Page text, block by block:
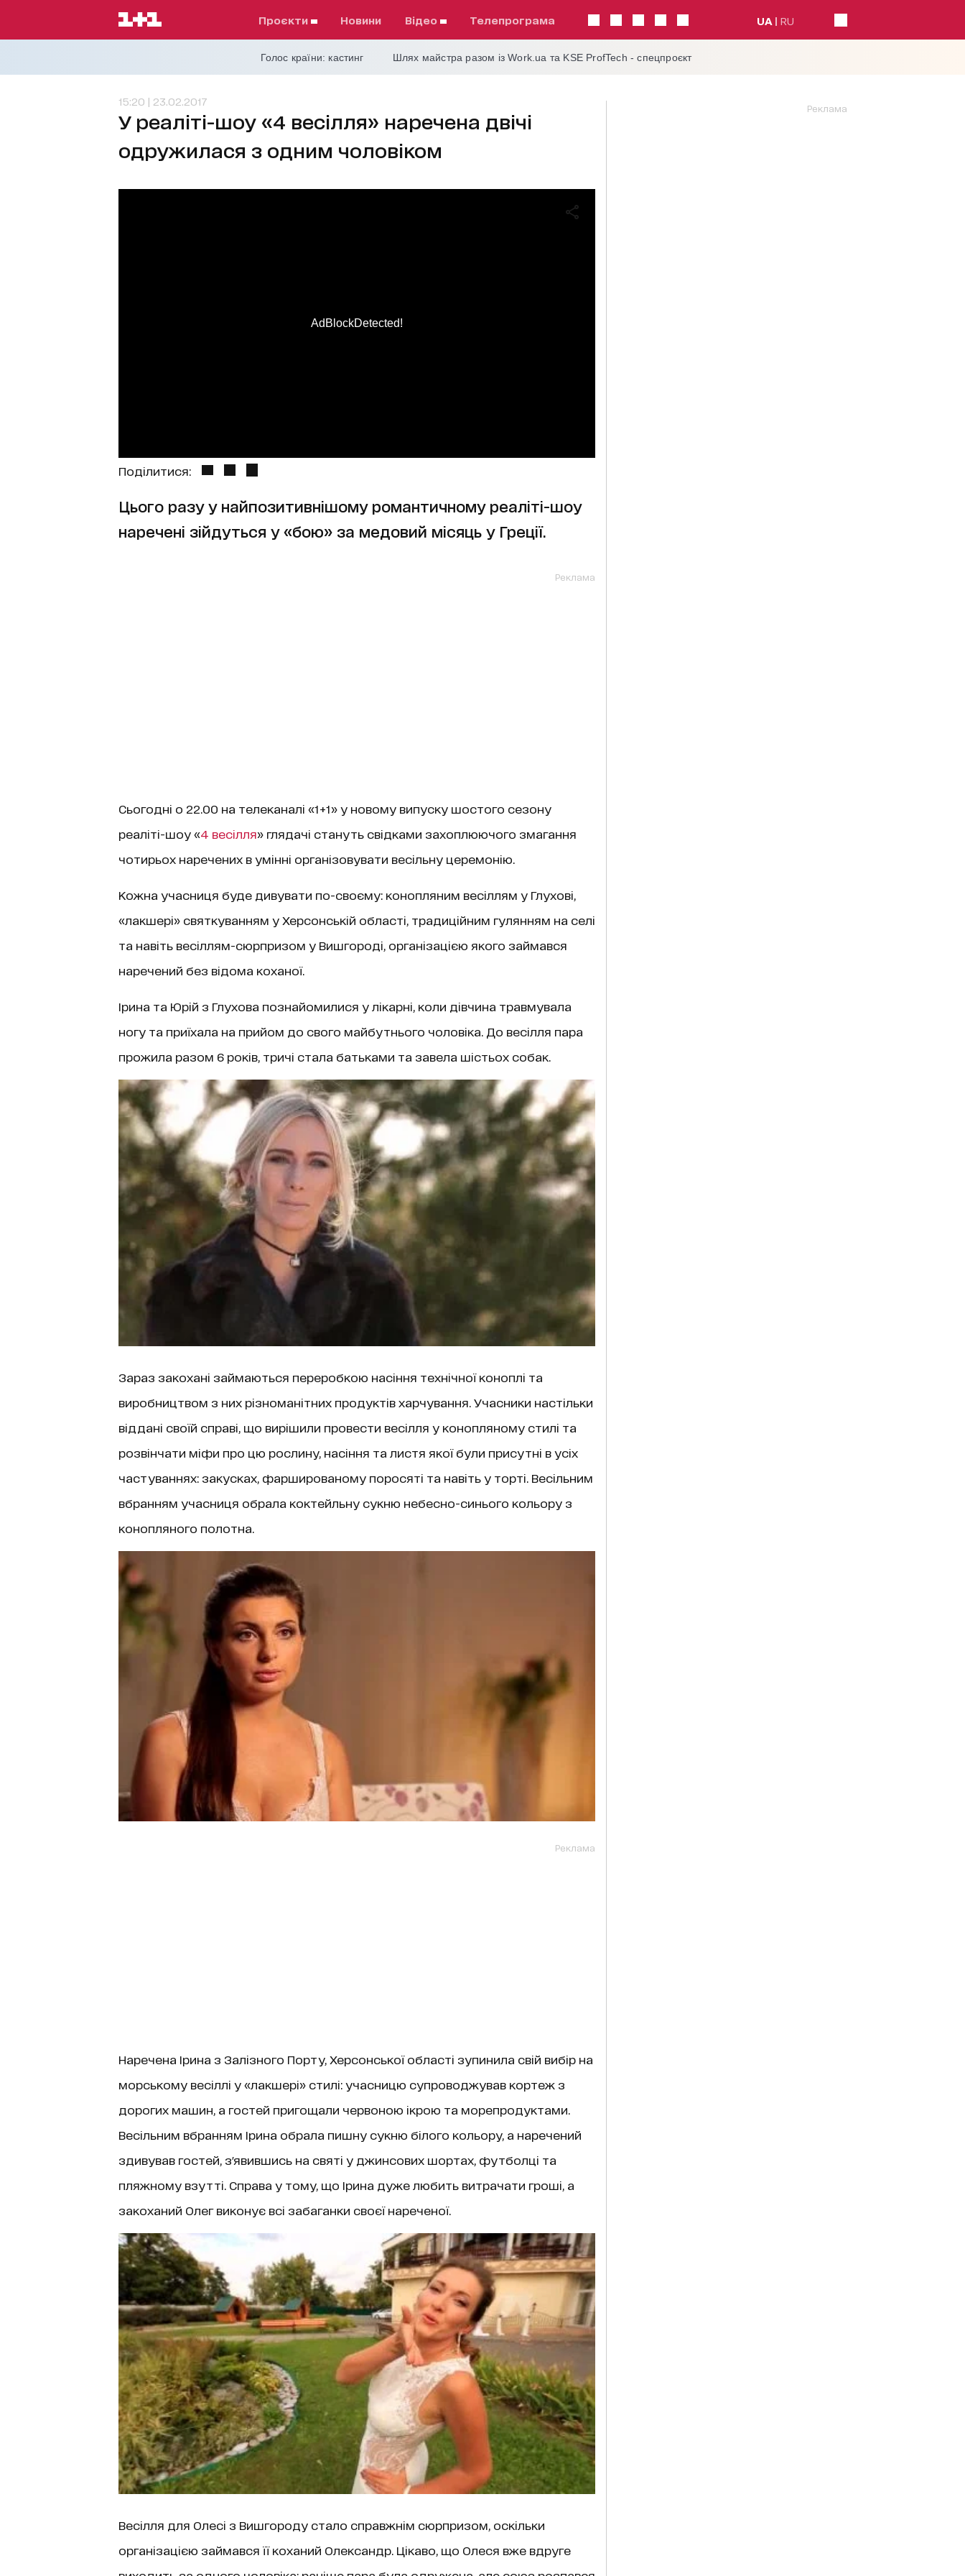
проєкти Новини відео телепрограма UA RU
Голос країни: кастинг Шлях майстра разом із Work.ua та KSE ProfTech - спецпроєкт
15:20 | 23.02.2017
У реаліті-шоу «4 весілля» наречена двічі
одружилася з одним чоловіком
AdBlockDetected!
Поділитися:
Цього разу у найпозитивнішому романтичному реаліті-шоу
наречені зійдуться у «бою» за медовий місяць у Греції.
Реклама
Сьогодні о 22.00 на телеканалі «1+1» у новому випуску шостого сезону
реаліті-шоу «4 весілля» глядачі стануть свідками захоплюючого змагання
чотирьох наречених в умінні організовувати весільну церемонію.
Кожна учасниця буде дивувати по-своєму: конопляним весіллям у Глухові,
«лакшері» святкуванням у Херсонській області, традиційним гулянням на селі
та навіть весіллям-сюрпризом у Вишгороді, організацією якого займався
наречений без відома коханої.
Ірина та Юрій з Глухова познайомилися у лікарні, коли дівчина травмувала
ногу та приїхала на прийом до свого майбутнього чоловіка. До весілля пара
прожила разом 6 років, тричі стала батьками та завела шістьох собак.
Зараз закохані займаються переробкою насіння технічної коноплі та
виробництвом з них різноманітних продуктів харчування. Учасники настільки
віддані своїй справі, що вирішили провести весілля у конопляному стилі та
розвінчати міфи про цю рослину, насіння та листя якої були присутні в усіх
частуваннях: закусках, фаршированому поросяті та навіть у торті. Весільним
вбранням учасниця обрала коктейльну сукню небесно-синього кольору з
конопляного полотна.
Реклама
Наречена Ірина з Залізного Порту, Херсонської області зупинила свій вибір на
морському весіллі у «лакшері» стилі: учасницю супроводжував кортеж з
дорогих машин, а гостей пригощали червоною ікрою та морепродуктами.
Весільним вбранням Ірина обрала пишну сукню білого кольору, а наречений
здивував гостей, з'явившись на святі у джинсових шортах, футболці та
пляжному взутті. Справа у тому, що Ірина дуже любить витрачати гроші, а
закоханий Олег виконує всі забаганки своєї нареченої.
Весілля для Олесі з Вишгороду стало справжнім сюрпризом, оскільки
організацією займався її коханий Олександр. Цікаво, що Олеся вже вдруге
Реклама